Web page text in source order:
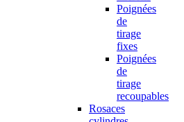
Poignées
de
tirage
fixes
Poignées
de
tirage
recoupables
Rosaces